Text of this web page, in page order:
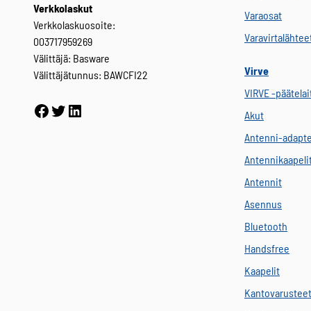
Verkkolaskut
Verkkolaskuosoite:
003717959269
Välittäjä: Basware
Välittäjätunnus: BAWCFI22
Twitter
Varaosat
Virve
VIRVE -
Akut
Antenni-
Antennit
Asennus
Bluetooth
Handsfree
Kaapelit
Kantovarusteet